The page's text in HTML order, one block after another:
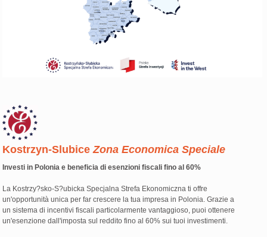
Kostrzyn-SlubiceZona Economica Speciale
Investi in Polonia e beneficia di esenzioni fiscali fino al 60%
La Kostrzy?sko-S?ubicka Specjalna Strefa Ekonomiczna ti offre
un'opportunità unica per far crescere la tua impresa in Polonia. Grazie a
un sistema di incentivi fiscali particolarmente vantaggioso, puoi ottenere
un'esenzione dall'imposta sul reddito fino al 60% sui tuoi investimenti.